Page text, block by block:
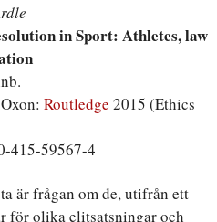
in Sport: Athletes, law
Routledge 2015 (Ethics
415-59567-4
är frågan om de, utifrån ett
för olika elitsatsningar och